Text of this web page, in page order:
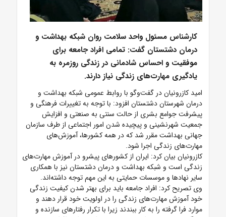
کارشناس مسئول واحد سلامت روان شبکه بهداشت و
درمان دشتستان گفت: تمامی افراد جامعه برای
موفقیت و احساس شادمانی در زندگی روزمره به
یادگیری مهارت‌های زندگی نیاز دارند.
امید کازرونیان در گفت‌وگو با روابط عمومی شبکه بهداشت و
درمان شهرستان دشتستان افزود: با توجه به تغییرات فرهنگی و
پیشرفت جوامع بشری از حالت سنتی به صنعتی و افزایش
جمعیت شهرنشینی و پیچیده شدن امور اجتماعی از طرف سازمان
جهانی بهداشت مقرر شد که در همه کشورها، آموزش‌های
مهارت‌های زندگی اجرا شود.
کازرونیان بیان کرد: ایران از کشورهای پیشرو در آموزش مهارت‌های
زندگی است و شبکه بهداشت و درمان دشتستان نیز با همکاری
سایر نهادها و موسسات حمایتی به این مهم توجه داشته‌اند.
وی تصریح کرد: افراد جامعه باید برای بهتر شدن کیفیت زندگی
خود آموزش مهارت‌های زندگی را در اولویت خود قرار دهند و
موارد فرا گرفته را به کار ببندند زیرا با تکرار رفتارهای سازنده و